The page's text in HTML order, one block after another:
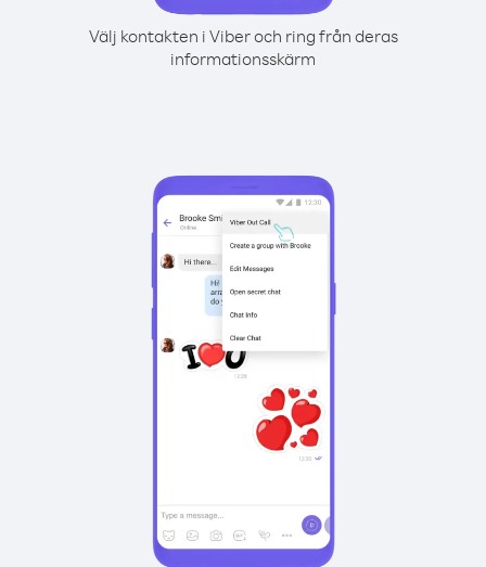
Välj kontakten i Viber och ring från deras
informationsskärm